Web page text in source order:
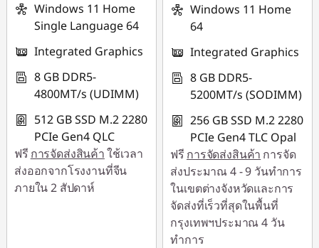
Windows 11 Home
Single Language 64
Integrated Graphics
8 GB DDR5-
4800MT/s (UDIMM)
512 GB SSD M.2 2280
PCIe Gen4 QLC
ฟรี การจัดส่งสินค้าใช้เวลา
ส่งออกจากโรงงานที่จีน
ภายใน 2 สัปดาห์
Windows 11 Home
64
Integrated Graphics
8 GB DDR5-
5200MT/s (SODIMM)
256 GB SSD M.2 2280
PCIe Gen4 TLC Opal
ฟรี การจัดส่งสินค้า การจัด
ส่งประมาณ 4 - 9 วันทำการ
ในเขตต่างจังหวัดและการ
จัดส่งที่เร็วที่สุดในพื้นที่
กรุงเทพฯประมาณ 4 วัน
ทำการ